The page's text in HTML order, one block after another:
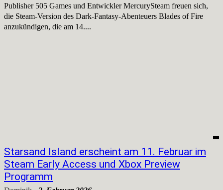
Publisher 505 Games und Entwickler MercurySteam freuen sich,
die Steam-Version des Dark-Fantasy-Abenteuers Blades of Fire
anzukündigen, die am 14....
Starsand Island erscheint am 11. Februar im
Steam Early Access und Xbox Preview
Programm